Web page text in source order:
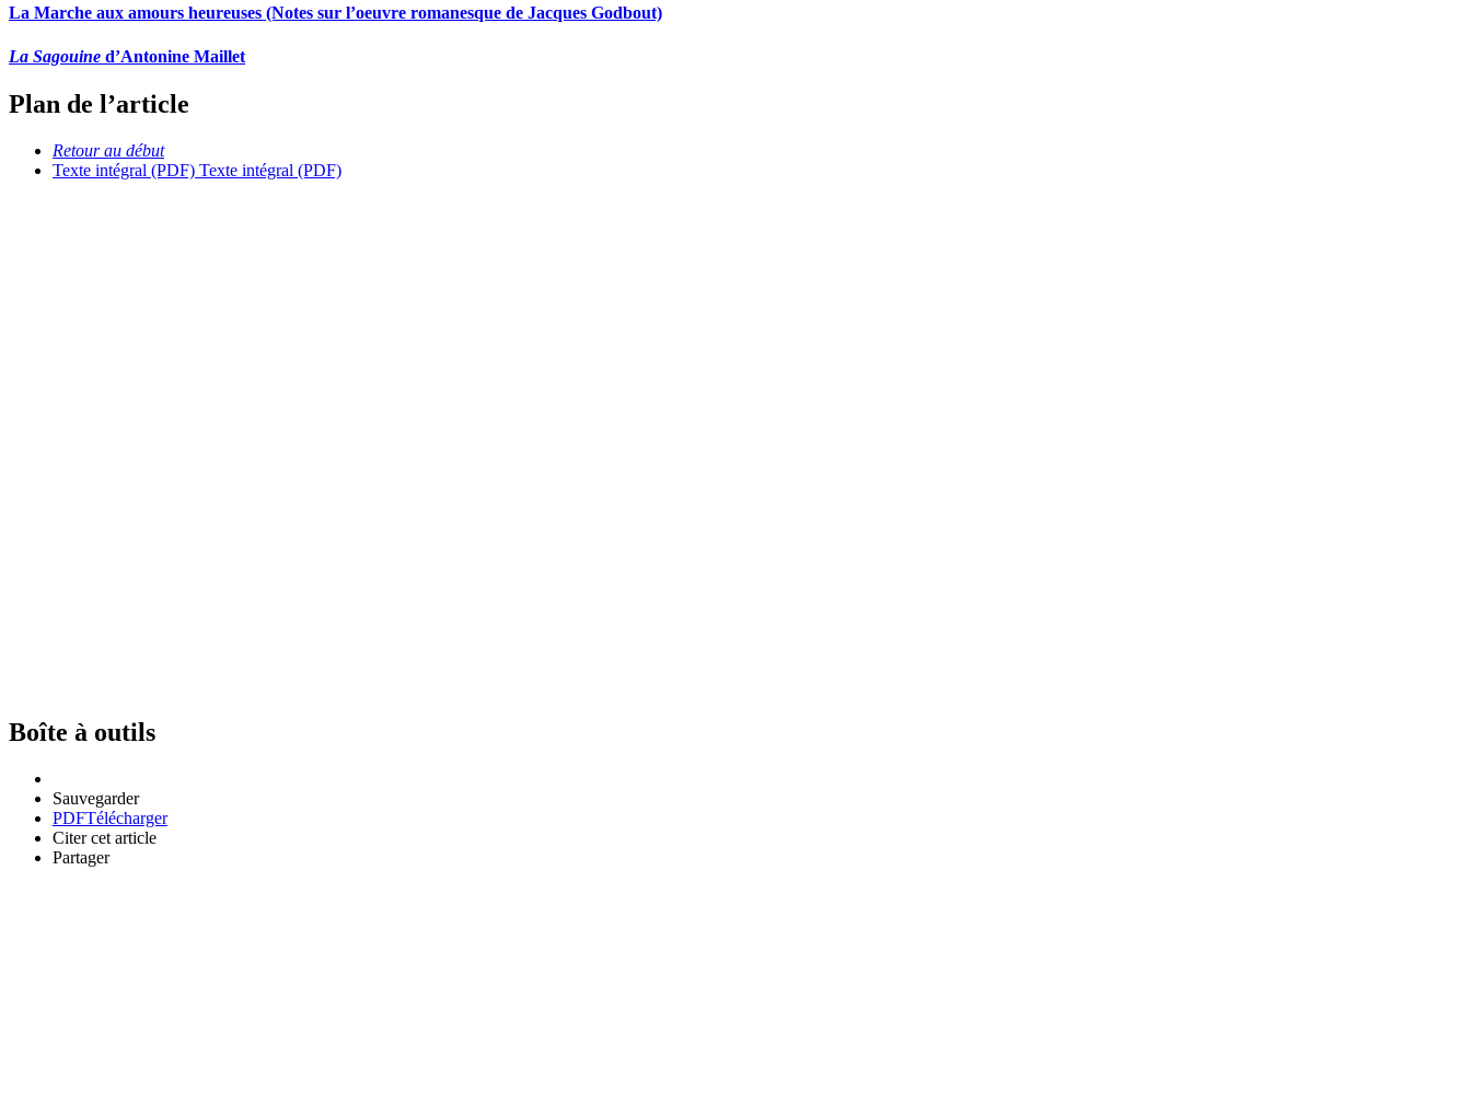
La Marche aux amours heureuses (Notes sur l’oeuvre romanesque de Jacques Godbout)
La Sagouine d’Antonine Maillet
Plan de l’article
Retour au début
Texte intégral (PDF) Texte intégral (PDF)
Boîte à outils
Sauvegarder
PDFTélécharger
Citer cet article
Partager